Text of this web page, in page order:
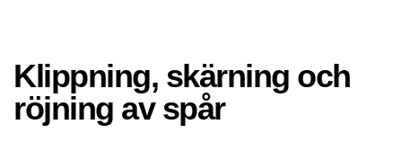
Klippning, skärning och
röjning av spår